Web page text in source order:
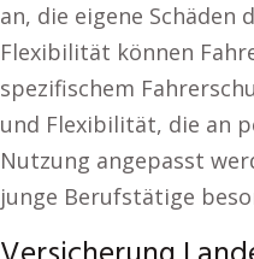
an, die eigene Schäden
Flexibilität können
spezifischem
und Flexibilität, die an
Nutzung angepasst
junge Berufstätige